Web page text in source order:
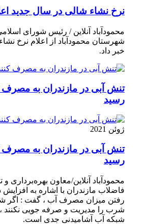
نرخ نشاء شالی در سال جدید
محمودآباد آنلاین / رئیس شورای
خبر داد.
تنش آبی در مازندران به مصرف
رسيد
ژوئن 2021
تنش آبی در مازندران به مصرف
رسيد
محمودآباد آنلاین/معاون
فاضلاب مازندران با اشاره به افزایش
رفتن میزان مصرف آب ، گفت : اگر
شرب را مدیریت و صرفه جویی نکنند ،
شبکه آب آشامیدنی جدی است.